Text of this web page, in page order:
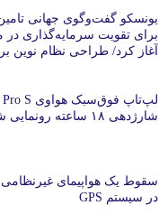
یونسکو گفت‌وگوی جهانی
برای تقویت سرمایه‌گذاری در
آغاز کرد/ طراحی نظام نوین
شارژدهی ۱۸ ساعته رونمایی شد
سقوط یک هواپیمای غیرنظامی
در سیستم‌ GPS